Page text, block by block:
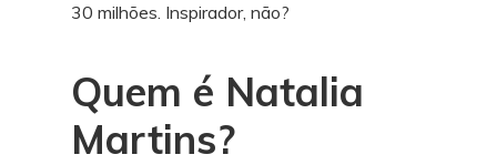
30 milhões. Inspirador, não?
Quem é Natalia
Martins?